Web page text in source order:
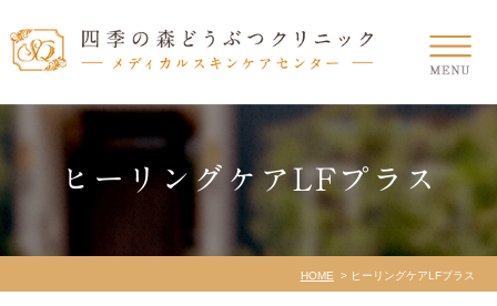
ヒーリングケアLFプラス
HOME ヒーリングケアLFプラス